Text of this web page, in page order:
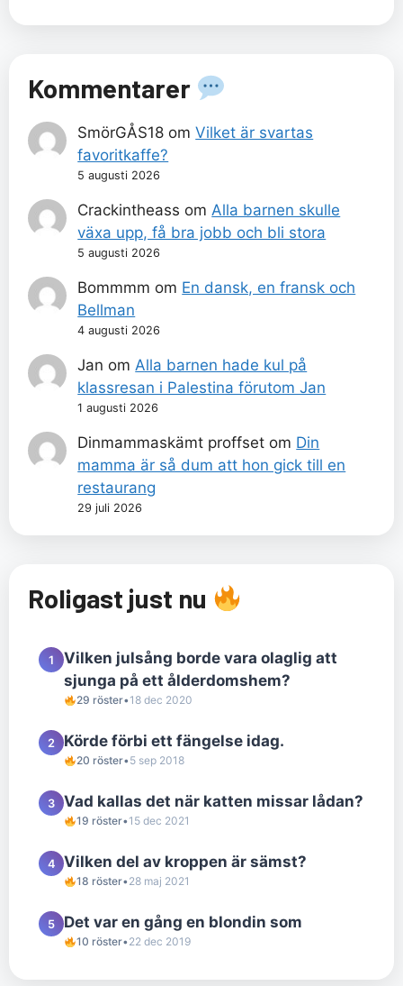
Kommentarer
SmörGÅS18 omVilket är svartas
favoritkaffe?
5 augusti 2026
Crackintheass om Alla barnen skulle
växa upp, få bra jobb och bli stora
5 augusti 2026
Bommmm om En dansk, en fransk och
Bellman
4 augusti 2026
Jan om Alla barnen hade kul på
klassresan i Palestina förutom Jan
1 augusti 2026
Dinmammaskämt proffset om Din
mamma är så dum att hon gick till en
restaurang
29 juli 2026
Roligast just nu
1
Vilken julsång borde vara olaglig att
sjunga på ett ålderdomshem?
29 röster•18 dec 2020
2 Körde förbi ett fängelse idag.
20 röster•5 sep 2018
3 Vad kallas det när katten missar lådan?
19 röster•15 dec 2021
4 Vilken del av kroppen är sämst?
18 röster•28 maj 2021
5 Det var en gång en blondin som
10 röster•22 dec 2019